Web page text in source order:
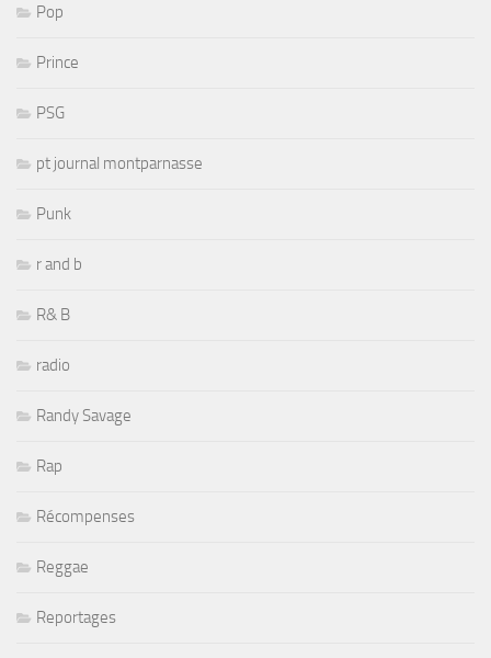
Pop
Prince
PSG
pt journal montparnasse
Punk
r and b
R& B
radio
Randy Savage
Rap
Récompenses
Reggae
Reportages